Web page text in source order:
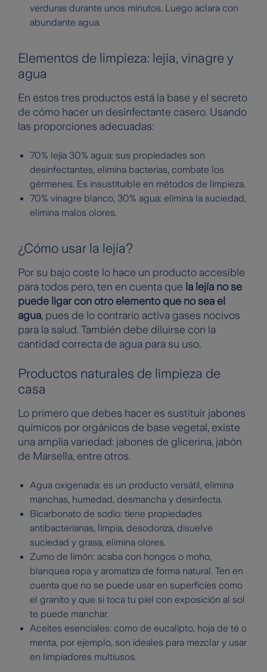
verduras durante unos minutos. Luego aclara con
abundante agua.
Elementos de limpieza: lejía, vinagre y
agua
En estos tres productos está la base y el secreto
de cómo hacer un desinfectante casero. Usando
las proporciones adecuadas:
70% lejía 30% agua: sus propiedades son
desinfectantes, elimina bacterias, combate los
gérmenes. Es insustituible en métodos de limpieza.
70% vinagre blanco, 30% agua: elimina la suciedad,
elimina malos olores.
¿Cómo usar la lejía?
Por su bajo coste lo hace un producto accesible
para todos pero, ten en cuenta que la lejía no se
puede ligar con otro elemento que no sea el
agua, pues de lo contrario activa gases nocivos
para la salud. También debe diluirse con la
cantidad correcta de agua para su uso.
Productos naturales de limpieza de
casa
Lo primero que debes hacer es sustituir jabones
químicos por orgánicos de base vegetal, existe
una amplia variedad: jabones de glicerina, jabón
de Marsella, entre otros.
Agua oxigenada: es un producto versátil, elimina
manchas, humedad, desmancha y desinfecta.
Bicarbonato de sodio: tiene propiedades
antibacterianas, limpia, desodoriza, disuelve
suciedad y grasa, elimina olores.
Zumo de limón: acaba con hongos o moho,
blanquea ropa y aromatiza de forma natural. Ten en
cuenta que no se puede usar en superficies como
el granito y que si toca tu piel con exposición al sol
te puede manchar.
Aceites esenciales: como de eucalipto, hoja de té o
menta, por ejemplo, son ideales para mezclar y usar
en limpiadores multiusos.